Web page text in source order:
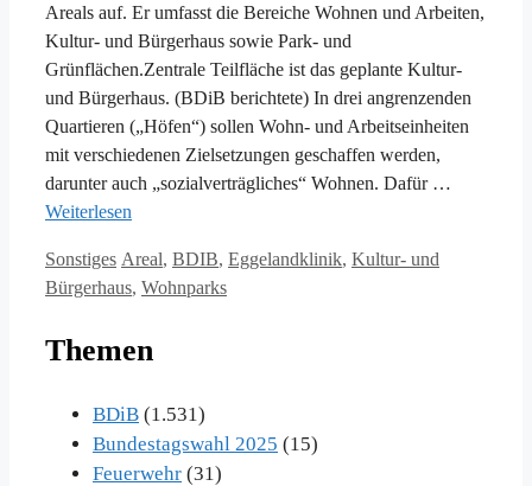
Areals auf. Er umfasst die Bereiche Wohnen und Arbeiten,
Kultur- und Bürgerhaus sowie Park- und
Grünflächen.Zentrale Teilfläche ist das geplante Kultur-
und Bürgerhaus. (BDiB berichtete) In drei angrenzenden
Quartieren („Höfen“) sollen Wohn- und Arbeitseinheiten
mit verschiedenen Zielsetzungen geschaffen werden,
darunter auch „sozialverträgliches“ Wohnen. Dafür …
Weiterlesen
Kategorien
Sonstiges Schlagwörter
Areal, BDIB, Eggelandklinik, Kultur- und
Bürgerhaus, Wohnparks
Themen
BDiB (1.531)
Bundestagswahl 2025 (15)
Feuerwehr (31)